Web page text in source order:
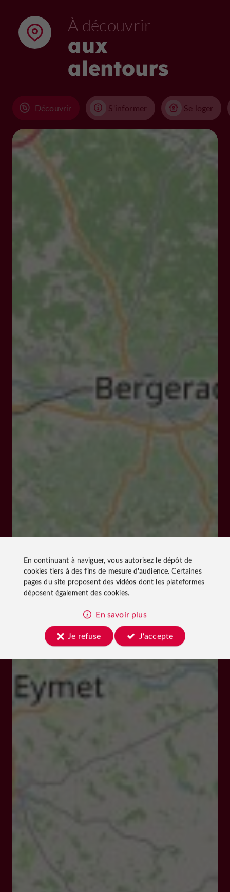
À découvrir
aux
alentours
Découvrir S'informer Se loger
En continuant à naviguer, vous autorisez le dépôt de
cookies tiers à des fins de mesure d'audience. Certaines
pages du site proposent des vidéos dont les plateformes
déposent également des cookies.
En savoir plus
Je refuse
J'accepte